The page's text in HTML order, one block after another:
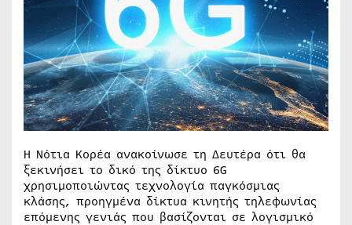
Η Νότια Κορέα ανακοίνωσε τη Δευτέρα ότι θα
ξεκινήσει το δικό της δίκτυο 6G
χρησιμοποιώντας τεχνολογία παγκόσμιας
κλάσης, προηγμένα δίκτυα κινητής τηλεφωνίας
επόμενης γενιάς που βασίζονται σε λογισμικό